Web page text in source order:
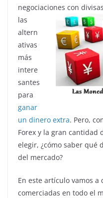
negociaciones con
las
altern
ativas
más
intere
santes
para
ganar
un dinero extra. Pero,
Forex y la gran cantidad
elegir, ¿cómo saber qué
del mercado?
En este artículo vamos a
comerciadas en todo el